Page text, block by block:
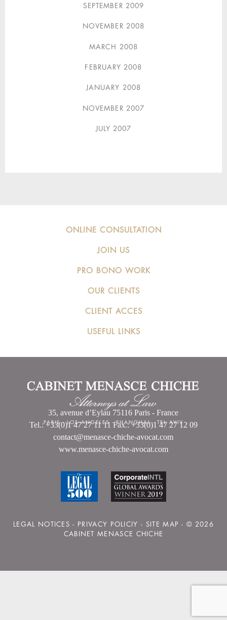
SEPTEMBER 2009
NOVEMBER 2008
MARCH 2008
FEBRUARY 2008
JANUARY 2008
NOVEMBER 2007
JULY 2007
ONLINE CONSULTATION
JOIN US
PRO BONO WORK
OUR CLIENTS
CLIENT ACCES
USEFUL LINKS
PARIS-LOS ANGELES-SHANGHAI- TEL AVIV
35, avenue d’Eylau 75116 Paris - France
Tel.: +33(0)1 47 27 11 11 Fax.: +33(0)1 47 27 12 09
contact@menasce-chiche-avocat.com
www.menasce-chiche-avocat.com
LEGAL NOTICES - PRIVACY POLICIY - SITE MAP - © 2026
CABINET MENASCE CHICHE